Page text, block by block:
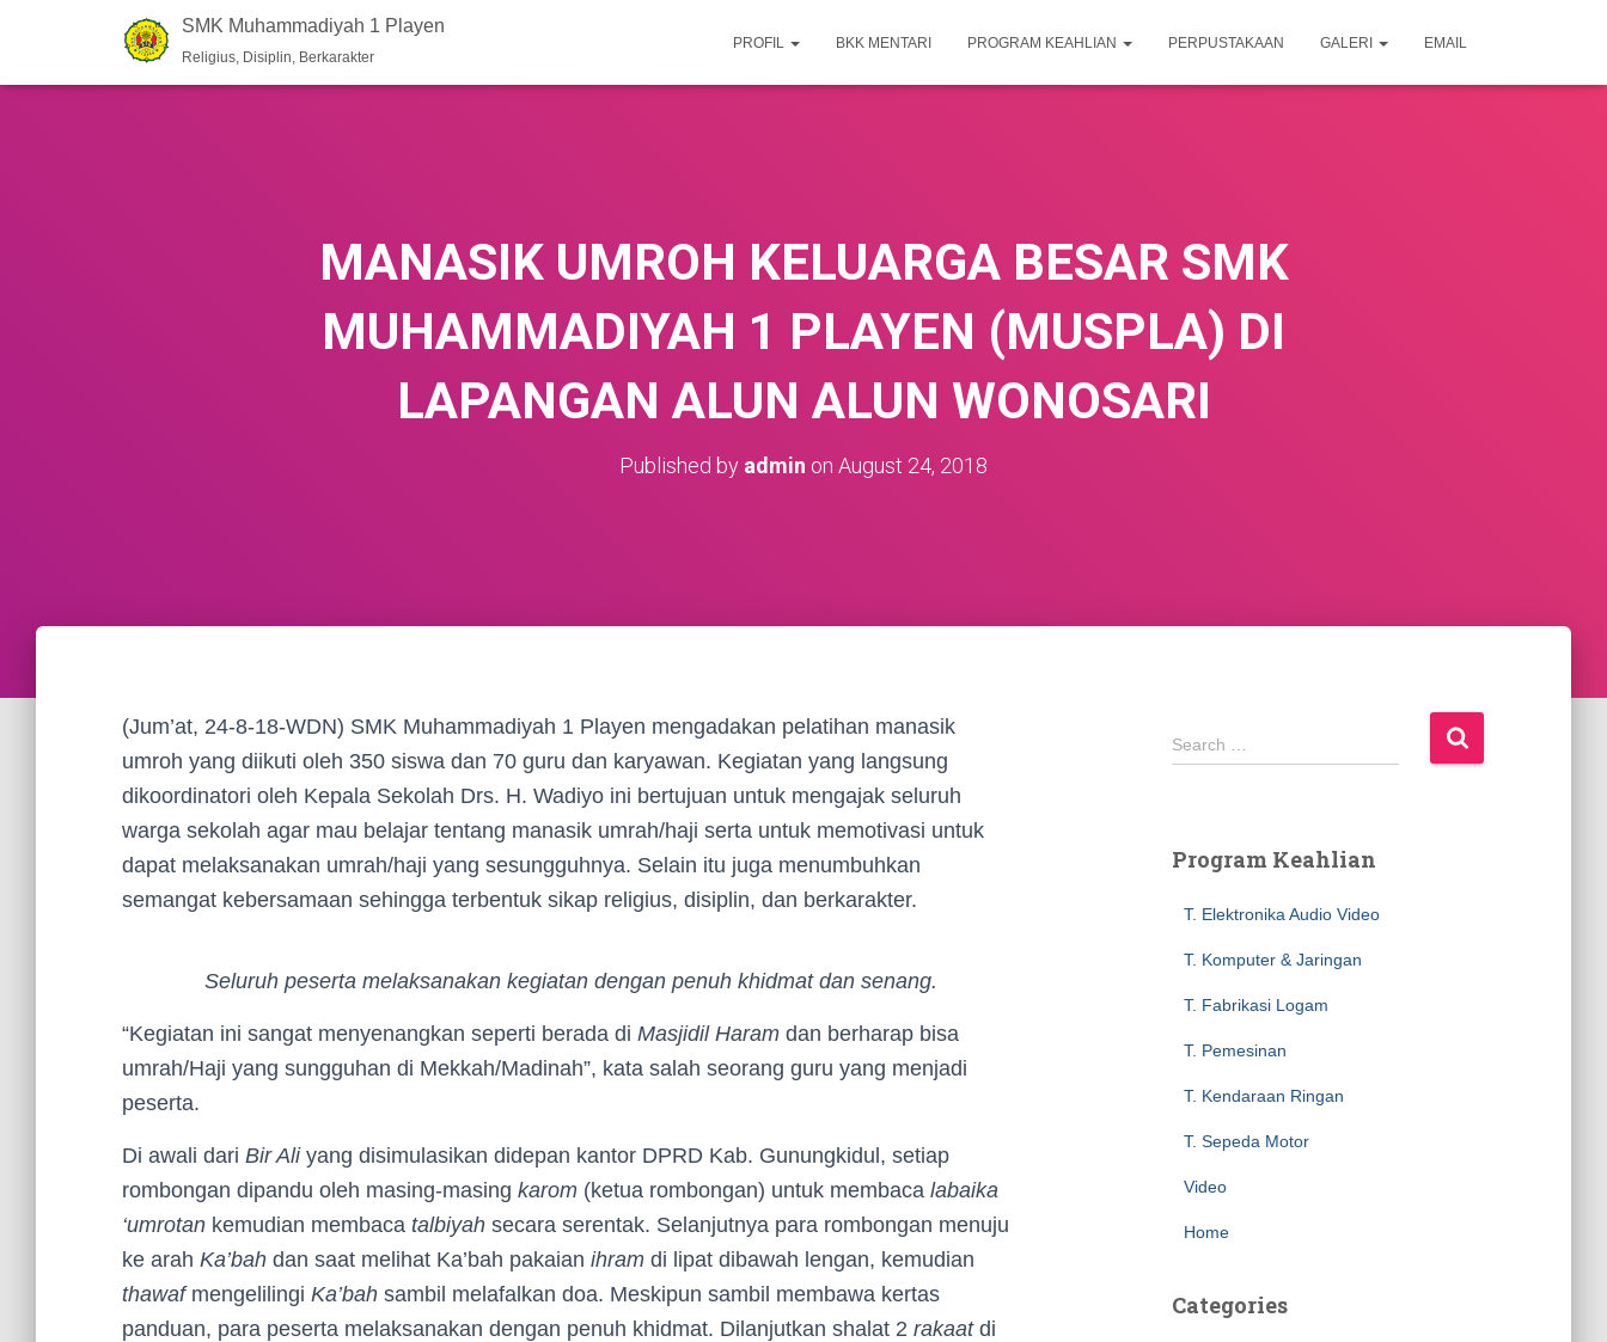
SMK Muhammadiyah 1 Playen
Religius, Disiplin, Berkarakter
PROFIL BKK MENTARI PROGRAM KEAHLIAN PERPUSTAKAAN GALERI EMAIL
MANASIK UMROH KELUARGA BESAR SMK
MUHAMMADIYAH 1 PLAYEN (MUSPLA) DI
LAPANGAN ALUN ALUN WONOSARI
Published by admin on August 24, 2018
(Jum’at, 24-8-18-WDN) SMK Muhammadiyah 1 Playen mengadakan pelatihan manasik
umroh yang diikuti oleh 350 siswa dan 70 guru dan karyawan. Kegiatan yang langsung
dikoordinatori oleh Kepala Sekolah Drs. H. Wadiyo ini bertujuan untuk mengajak seluruh
warga sekolah agar mau belajar tentang manasik umrah/haji serta untuk memotivasi untuk
dapat melaksanakan umrah/haji yang sesungguhnya. Selain itu juga menumbuhkan
semangat kebersamaan sehingga terbentuk sikap religius, disiplin, dan berkarakter.
Seluruh peserta melaksanakan kegiatan dengan penuh khidmat dan senang.
“Kegiatan ini sangat menyenangkan seperti berada di Masjidil Haram dan berharap bisa
umrah/Haji yang sungguhan di Mekkah/Madinah”, kata salah seorang guru yang menjadi
peserta.
Di awali dari Bir Ali yang disimulasikan didepan kantor DPRD Kab. Gunungkidul, setiap
rombongan dipandu oleh masing-masing karom (ketua rombongan) untuk membaca labaika
‘umrotan kemudian membaca talbiyah secara serentak. Selanjutnya para rombongan menuju
ke arah Ka’bah dan saat melihat Ka’bah pakaian ihram di lipat dibawah lengan, kemudian
thawafmengelilingi Ka’bah sambil melafalkan doa. Meskipun sambil membawa kertas
panduan, para peserta melaksanakan dengan penuh khidmat. Dilanjutkan shalat 2 rakaatdi
S
e
h
Search …
Program Keahlian
T. Elektronika Audio Video
T. Komputer & Jaringan
T. Fabrikasi Logam
T. Pemesinan
T. Kendaraan Ringan
T. Sepeda Motor
Video
Home
Categories